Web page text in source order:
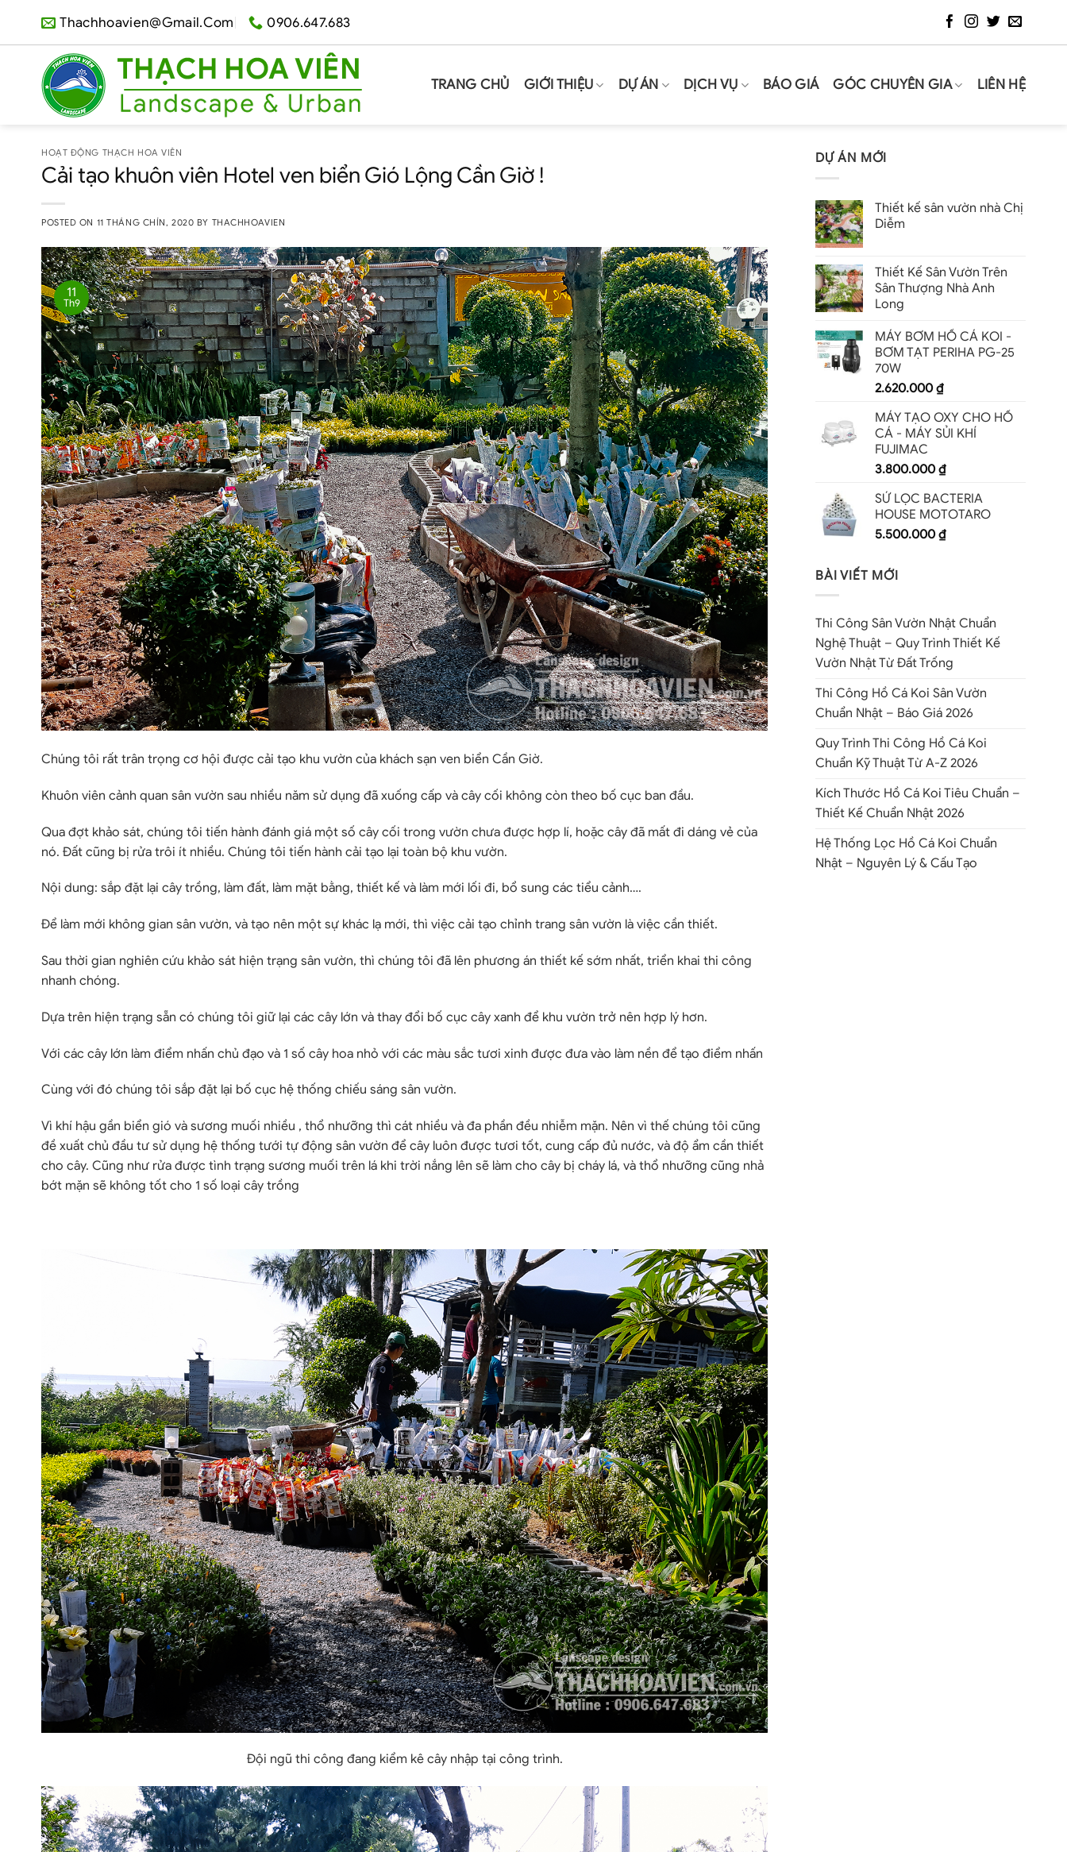
content
Thachhoavien@gmail.com 0906.647.683
TRANG CHỦ GIỚI THIỆU DỰ ÁN DỊCH VỤ BÁO GIÁ GÓC CHUYÊN GIA LIÊN HỆ
HOẠT ĐỘNG THẠCH HOA VIÊN
Cải tạo khuôn viên Hotel ven biển Gió Lộng Cần Giờ !
POSTED ON 11 THÁNG CHÍN, 2020 BY THACHHOAVIEN
11
Th9
Chúng tôi rất trân trọng cơ hội được cải tạo khu vườn của khách sạn ven biển Cần Giờ.
Khuôn viên cảnh quan sân vườn sau nhiều năm sử dụng đã xuống cấp và cây cối không còn theo bố cục ban đầu.
Qua đợt khảo sát, chúng tôi tiến hành đánh giá một số cây cối trong vườn chưa được hợp lí, hoặc cây đã mất đi dáng vẻ của
nó. Đất cũng bị rửa trôi ít nhiều. Chúng tôi tiến hành cải tạo lại toàn bộ khu vườn.
Nội dung: sắp đặt lại cây trồng, làm đất, làm mặt bằng, thiết kế và làm mới lối đi, bổ sung các tiểu cảnh….
Để làm mới không gian sân vườn, và tạo nên một sự khác lạ mới, thì việc cải tạo chỉnh trang sân vườn là việc cần thiết.
Sau thời gian nghiên cứu khảo sát hiện trạng sân vườn, thì chúng tôi đã lên phương án thiết kế sớm nhất, triển khai thi công
nhanh chóng.
Dựa trên hiện trạng sẵn có chúng tôi giữ lại các cây lớn và thay đổi bố cục cây xanh để khu vườn trở nên hợp lý hơn.
Với các cây lớn làm điểm nhấn chủ đạo và 1 số cây hoa nhỏ với các màu sắc tươi xinh được đưa vào làm nền để tạo điểm nhấn
Cùng với đó chúng tôi sắp đặt lại bố cục hệ thống chiếu sáng sân vườn.
Vì khí hậu gần biển gió và sương muối nhiều , thổ nhưỡng thì cát nhiều và đa phần đều nhiễm mặn. Nên vì thế chúng tôi cũng
đề xuất chủ đầu tư sử dụng hệ thống tưới tự động sân vườn để cây luôn được tươi tốt, cung cấp đủ nước, và độ ẩm cần thiết
cho cây. Cũng như rửa được tình trạng sương muối trên lá khi trời nắng lên sẽ làm cho cây bị cháy lá, và thổ nhưỡng cũng nhả
bớt mặn sẽ không tốt cho 1 số loại cây trồng
Đội ngũ thi công đang kiểm kê cây nhập tại công trình.
DỰ ÁN MỚI
Thiết kế sân vườn nhà Chị
Diễm
Thiết Kế Sân Vườn Trên
Sân Thượng Nhà Anh
Long
MÁY BƠM HỒ CÁ KOI -
BƠM TẠT PERIHA PG-25
70W
2.620.000₫
MÁY TẠO OXY CHO HỒ
CÁ - MÁY SỦI KHÍ
FUJIMAC
3.800.000₫
SỨ LỌC BACTERIA
HOUSE MOTOTARO
5.500.000₫
BÀI VIẾT MỚI
Thi Công Sân Vườn Nhật Chuẩn
Nghệ Thuật – Quy Trình Thiết Kế
Vườn Nhật Từ Đất Trống
Thi Công Hồ Cá Koi Sân Vườn
Chuẩn Nhật – Báo Giá 2026
Quy Trình Thi Công Hồ Cá Koi
Chuẩn Kỹ Thuật Từ A-Z 2026
Kích Thước Hồ Cá Koi Tiêu Chuẩn –
Thiết Kế Chuẩn Nhật 2026
Hệ Thống Lọc Hồ Cá Koi Chuẩn
Nhật – Nguyên Lý & Cấu Tạo